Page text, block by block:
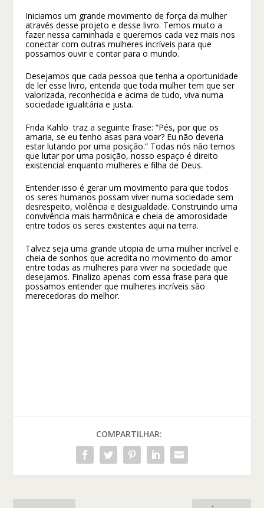
Iniciamos um grande movimento de força da mulher
através desse projeto e desse livro. Temos muito a
fazer nessa caminhada e queremos cada vez mais nos
conectar com outras mulheres incríveis para que
possamos ouvir e contar para o mundo.
Desejamos que cada pessoa que tenha a oportunidade
de ler esse livro, entenda que toda mulher tem que ser
valorizada, reconhecida e acima de tudo, viva numa
sociedade igualitária e justa.
Frida Kahlo traz a seguinte frase: “Pés, por que os
amaria, se eu tenho asas para voar? Eu não deveria
estar lutando por uma posição.” Todas nós não temos
que lutar por uma posição, nosso espaço é direito
existencial enquanto mulheres e filha de Deus.
Entender isso é gerar um movimento para que todos
os seres humanos possam viver numa sociedade sem
desrespeito, violência e desigualdade. Construindo uma
convivência mais harmônica e cheia de amorosidade
entre todos os seres existentes aqui na terra.
Talvez seja uma grande utopia de uma mulher incrível e
cheia de sonhos que acredita no movimento do amor
entre todas as mulheres para viver na sociedade que
desejamos. Finalizo apenas com essa frase para que
possamos entender que mulheres incríveis são
merecedoras do melhor.
COMPARTILHAR: